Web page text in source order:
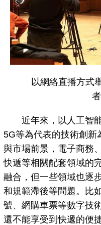
以網絡直播方式舉
近年來，以人工智能
5G等為代表的技術創新
與市場前景，電子商務
快遞等相關配套領域的
融合，但一些領域也逐
和規範滯後等問題。比
號、網購車票等數字技
還不能享受到快遞的便